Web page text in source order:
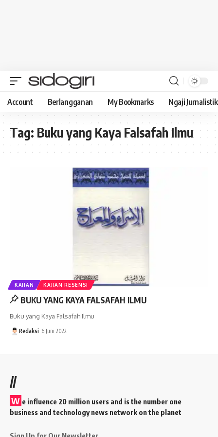
Account Berlangganan My Bookmarks Ngaji Jurnalistik
Tag: Buku yang Kaya Falsafah Ilmu
KAJIAN KAJIAN RESENSI
BUKU YANG KAYA FALSAFAH ILMU
Buku yang Kaya Falsafah Ilmu
Redaksi 6 Juni 2022
//
W e influence 20 million users and is the number one
business and technology news network on the planet